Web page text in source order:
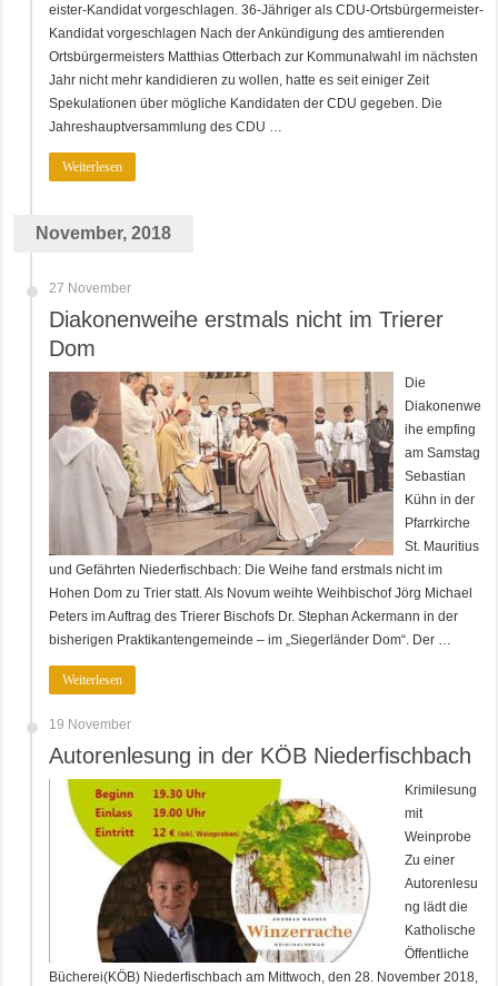
eister-Kandidat vorgeschlagen. 36-Jähriger als CDU-Ortsbürgermeister-
Kandidat vorgeschlagen Nach der Ankündigung des amtierenden
Ortsbürgermeisters Matthias Otterbach zur Kommunalwahl im nächsten
Jahr nicht mehr kandidieren zu wollen, hatte es seit einiger Zeit
Spekulationen über mögliche Kandidaten der CDU gegeben. Die
Jahreshauptversammlung des CDU …
Weiterlesen
November, 2018
27 November
Diakonenweihe erstmals nicht im Trierer
Dom
Die
Diakonenwe
ihe empfing
am Samstag
Sebastian
Kühn in der
Pfarrkirche
St. Mauritius
und Gefährten Niederfischbach: Die Weihe fand erstmals nicht im
Hohen Dom zu Trier statt. Als Novum weihte Weihbischof Jörg Michael
Peters im Auftrag des Trierer Bischofs Dr. Stephan Ackermann in der
bisherigen Praktikantengemeinde – im „Siegerländer Dom“. Der …
Weiterlesen
19 November
Autorenlesung in der KÖB Niederfischbach
Krimilesung
mit
Weinprobe
Zu einer
Autorenlesu
ng lädt die
Katholische
Öffentliche
Bücherei(KÖB) Niederfischbach am Mittwoch, den 28. November 2018,